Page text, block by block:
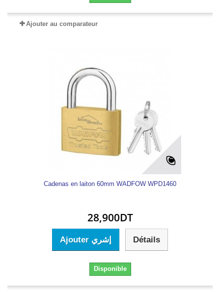
Ajouter au comparateur
Cadenas en laiton 60mm WADFOW WPD1460
28,900DT
Ajouter إشري Détails
Disponible